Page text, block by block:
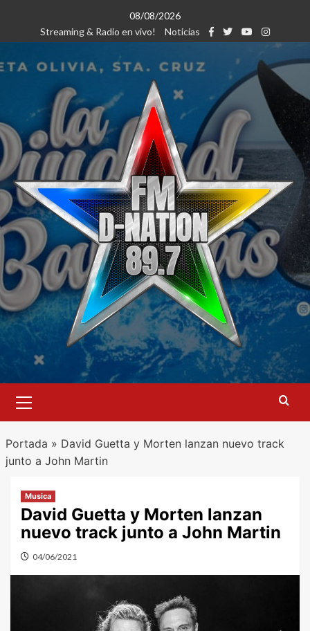
contenido
08/08/2026
Streaming & Radio en vivo!
Noticias
primario
Portada » David Guetta y Morten lanzan nuevo track
junto a John Martin
Musica
David Guetta y Morten lanzan
nuevo track junto a John Martin
04/06/2021